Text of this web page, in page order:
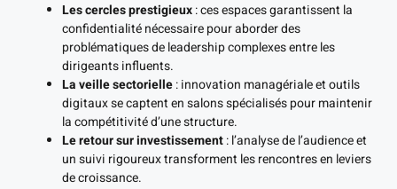
Les cercles prestigieux: ces espaces garantissent la
confidentialité nécessaire pour aborder des
problématiques de leadership complexes entre les
dirigeants influents.
La veille sectorielle: innovation managériale et outils
digitaux se captent en salons spécialisés pour maintenir
la compétitivité d’une structure.
Le retour sur investissement: l’analyse de l’audience et
un suivi rigoureux transforment les rencontres en leviers
de croissance.